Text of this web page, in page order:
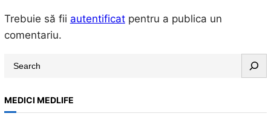
Trebuie să fii autentificatpentru a publica un
comentariu.
r
MEDICI MEDLIFE